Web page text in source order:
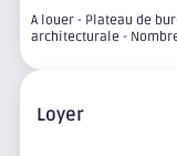
A louer - Plateau de
architecturale -
Loyer